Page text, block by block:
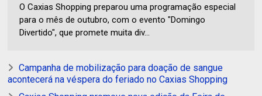
O Caxias Shopping preparou uma programação especial
para o mês de outubro, com o evento "Domingo
Divertido", que promete muita div...
Campanha de mobilização para doação de sangue
acontecerá na véspera do feriado no Caxias Shopping